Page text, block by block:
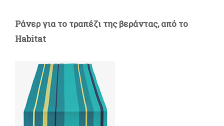
Ράνερ για το τραπέζι της βεράντας, από το
Habitat